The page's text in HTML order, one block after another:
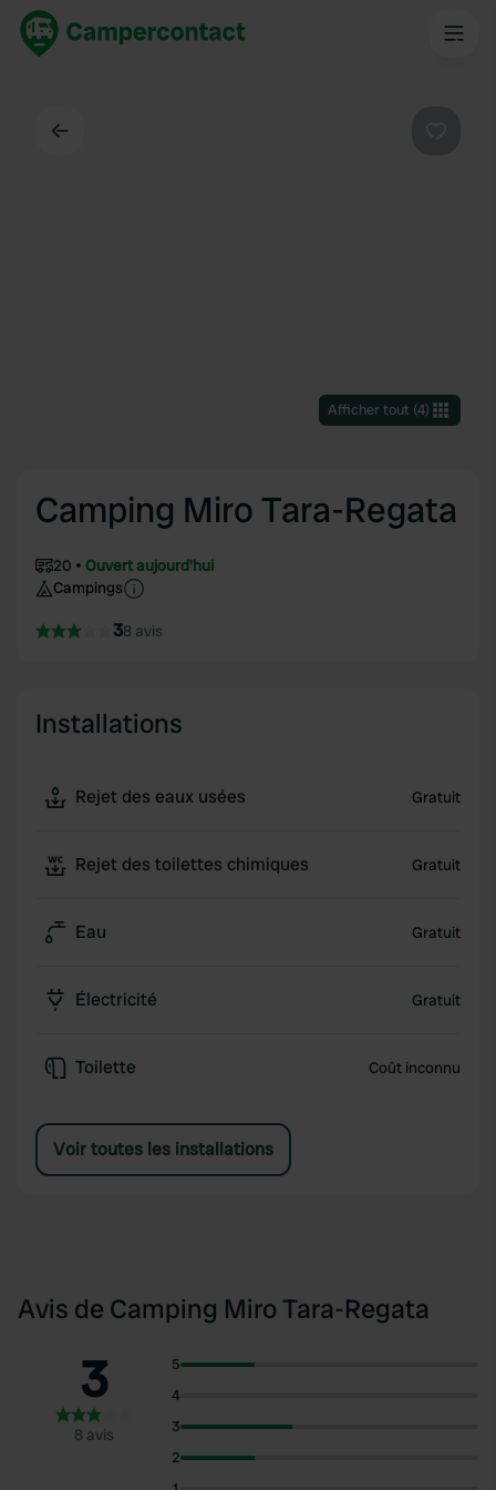
Afficher tout(4)
Camping Miro Tara-Regata
20
Ouvert aujourd'hui
Campings
38 avis
Installations
Rejet des eaux usées Gratuit
Rejet des toilettes chimiques Gratuit
Eau Gratuit
Électricité Gratuit
Toilette Coût inconnu
Voir toutes les installations
Avis de Camping Miro Tara-Regata
3
8 avis
5
4
3
2